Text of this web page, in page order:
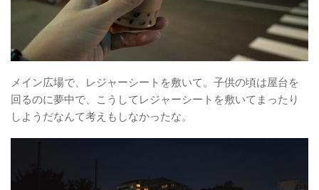
メイン広場で、レジャーシートを敷いて。子供の頃は屋台を
回るのに夢中で、こうしてレジャーシートを敷いてまったり
しようだなんて考えもしなかったな。